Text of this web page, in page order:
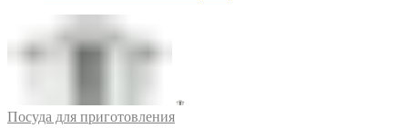
Посуда для приготовления